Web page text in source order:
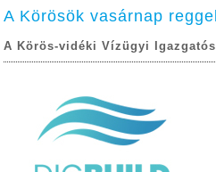
A Körösök vasárnap
A Körös-vidéki Vízügyi